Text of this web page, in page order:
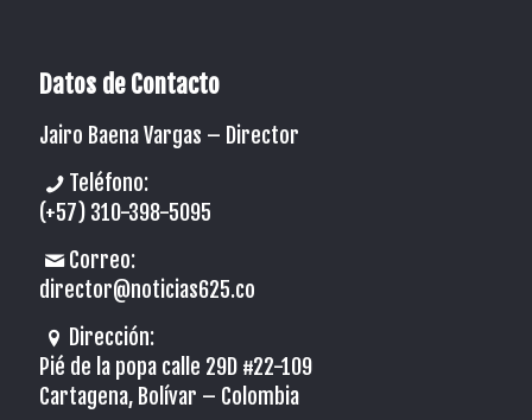
Datos de Contacto
Jairo Baena Vargas – Director
Teléfono:
(+57) 310-398-5095
Correo:
director@noticias625.co
Dirección:
Pié de la popa calle 29D #22-109
Cartagena, Bolívar – Colombia